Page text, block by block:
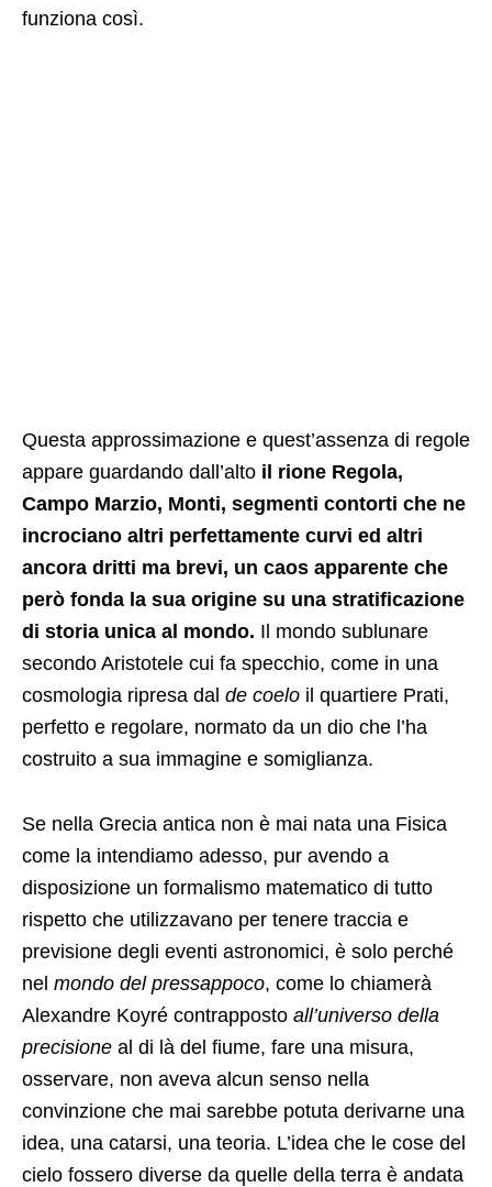
funziona così.
Questa approssimazione e quest’assenza di regole
appare guardando dall’alto il rione Regola,
Campo Marzio, Monti, segmenti contorti che ne
incrociano altri perfettamente curvi ed altri
ancora dritti ma brevi, un caos apparente che
però fonda la sua origine su una stratificazione
di storia unica al mondo. Il mondo sublunare
secondo Aristotele cui fa specchio, come in una
cosmologia ripresa dal de coelo il quartiere Prati,
perfetto e regolare, normato da un dio che l’ha
costruito a sua immagine e somiglianza.
Se nella Grecia antica non è mai nata una Fisica
come la intendiamo adesso, pur avendo a
disposizione un formalismo matematico di tutto
rispetto che utilizzavano per tenere traccia e
previsione degli eventi astronomici, è solo perché
nel mondo del pressappoco, come lo chiamerà
Alexandre Koyré contrapposto all’universo della
precisione al di là del fiume, fare una misura,
osservare, non aveva alcun senso nella
convinzione che mai sarebbe potuta derivarne una
idea, una catarsi, una teoria. L’idea che le cose del
cielo fossero diverse da quelle della terra è andata